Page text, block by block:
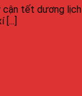
cận tết dương lịch